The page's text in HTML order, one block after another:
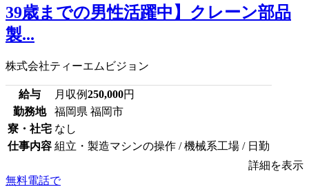
39歳までの男性活躍中】クレーン部品
製...
株式会社ティーエムビジョン
給与 月収例250,000円
勤務地
福岡県 福岡市
寮・社宅 なし
仕事内容 組立・製造マシンの操作 / 機械系工場 / 日勤
詳細を表示
無料電話で